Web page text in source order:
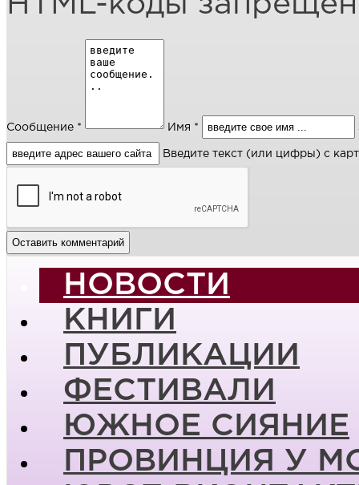
Сообщение * Имя *
Введите текст (или цифры) с
НОВОСТИ
КНИГИ
ПУБЛИКАЦИИ
ФЕСТИВАЛИ
ЮЖНОЕ СИЯНИЕ
ПРОВИНЦИЯ У